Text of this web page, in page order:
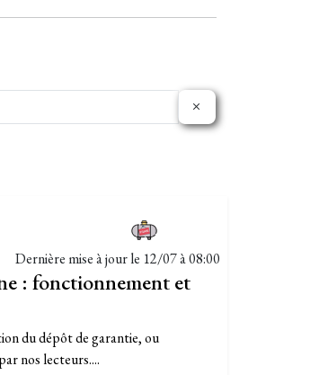
Dernière mise à jour le 12/07 à 08:00
: fonctionnement et
du dépôt de garantie, ou
nos lecteurs....